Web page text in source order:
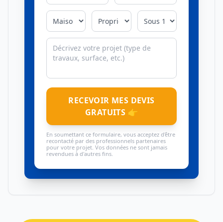
RECEVOIR MES DEVIS
GRATUITS 👉
En soumettant ce formulaire, vous acceptez d'être
recontacté par des professionnels partenaires
pour votre projet. Vos données ne sont jamais
revendues à d'autres fins.